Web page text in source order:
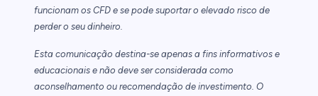
funcionam os CFD e se pode suportar o elevado risco de
perder o seu dinheiro.
Esta comunicação destina-se apenas a fins informativos e
educacionais e não deve ser considerada como
aconselhamento ou recomendação de investimento. O